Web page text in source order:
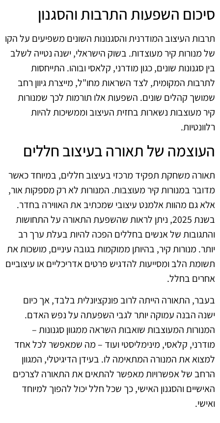
סיכום השפעות התרבות והסגנון
תרבות העיצוב המודרנית והסגנונות השונים משפיעים על הקו
של מנורות קיר מעוצדות. בשוק הישראלי, ישנה נטייה לשלב
בין סגנונות שונים, כגון מודרני, קלאסי ובוהו. התייחסות
לתרבות המקומית, לצד השראות מחו"ל, מייצרת גיוון רחב
שמושך קהלים שונים. השפעות אלו תורמות לכך שמנורות
קיר מעוצבות נשארות בחזית העיצוב וממשיכות להיות
רלוונטיות.
העוצמה של תאורה בעיצוב חללים
תאורה משחקת תפקיד מרכזי בעיצוב חללים, במיוחד כאשר
מדובר במנורות קיר מעוצבות. המנורות לא רק מספקות אור,
אלא גם מהוות אלמנט עיצובי שמכתיב את האווירה בחדר.
בשנת 2025, ניתן לראות שהשפעת התאורה על התחושות
והתגובות של אנשים בחללים הפכה להיות בעלת ערך רב
יותר. מנורות קיר, בהיותן ממוקמות בגובה עיניים, מושכות את
תשומת הלב ומסייעות להדגיש פרטים אדריכליים או עיצוביים
אחרים בחלל.
בעבר, התאורה הייתה לרוב פונקציונלית בלבד, אך כיום
ישנה הבנה עמוקה יותר לגבי השפעתה על נפש האדם.
המנורות המעוצבות שואבות השראה ממגוון סגנונות –
מודרני, קלאסי, מינימליסטי ועוד – מה שמאפשר לכל אחד
למצוא את המנורה המתאימה לו. בעידן הדיגיטלי, המגוון
הרחב של אפשרויות מאפשר להתאים את התאורה לצרכים
האישיים והסגנון האישי, כך שכל חלל יכול להפוך למיוחד
ואישי.